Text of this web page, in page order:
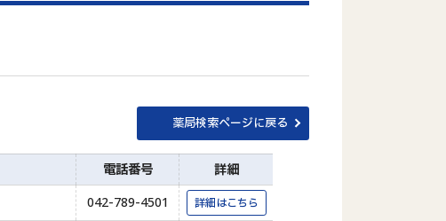
薬局検索ページに戻る
電話番号
詳細
042-789-4501 詳細はこちら